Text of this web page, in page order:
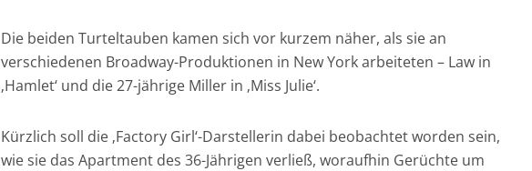
Die beiden Turteltauben kamen sich vor kurzem näher, als sie an
verschiedenen Broadway-Produktionen in New York arbeiteten – Law in
‚Hamlet‘ und die 27-jährige Miller in ‚Miss Julie‘.
Kürzlich soll die ‚Factory Girl‘-Darstellerin dabei beobachtet worden sein,
wie sie das Apartment des 36-Jährigen verließ, woraufhin Gerüchte um